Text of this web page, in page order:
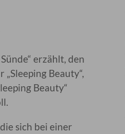
erzählt, den
Beauty“,
Beauty“
sich bei einer